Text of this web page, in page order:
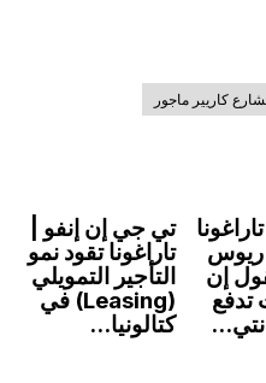
كاريير ماجور
تي جي إن إنفو |
تاراغونا تقود نمو
التأجير التمويلي
(Leasing) في
كتالونيا...
ريوس
إن
تدفع